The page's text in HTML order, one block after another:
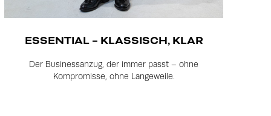
ESSENTIAL – KLASSISCH, KLAR
Der Businessanzug, der immer passt – ohne
Kompromisse, ohne Langeweile.